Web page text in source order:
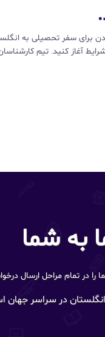
برای سفر تحصیلی به
آغاز کنید. تیم
به شما
در سراسر جهان